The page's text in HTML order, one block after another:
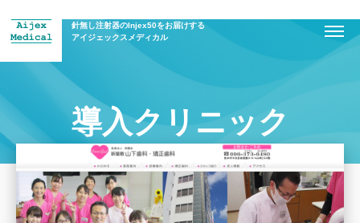
針無し注射器のInjex50をお届けする
アイジェックスメディカル
導入クリニック